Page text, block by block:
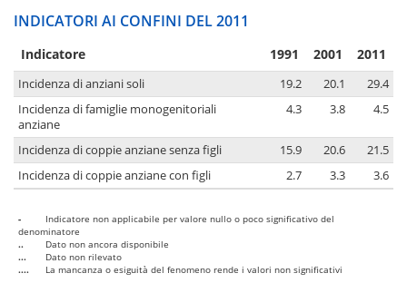
INDICATORI AI CONFINI DEL 2011
Indicatore 1991 2001 2011
Incidenza di anziani soli 19.2 20.1
29.4
Incidenza di famiglie monogenitoriali
anziane
4.3 3.8 4.5
Incidenza di coppie anziane senza figli 15.9 20.6
21.5
Incidenza di coppie anziane con figli
2.7 3.3 3.6
-
Indicatore non applicabile per valore nullo o poco significativo del
denominatore
..
Dato non ancora disponibile
...
Dato non rilevato
....
La mancanza o esiguità del fenomeno rende i valori non significativi